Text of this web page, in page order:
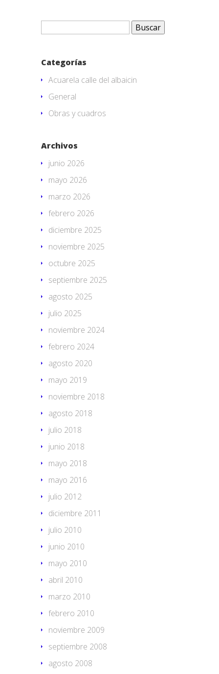
Buscar:
Categorías
Acuarela calle del albaicin
General
Obras y cuadros
Archivos
junio 2026
mayo 2026
marzo 2026
febrero 2026
diciembre 2025
noviembre 2025
octubre 2025
septiembre 2025
agosto 2025
julio 2025
noviembre 2024
febrero 2024
agosto 2020
mayo 2019
noviembre 2018
agosto 2018
julio 2018
junio 2018
mayo 2018
mayo 2016
julio 2012
diciembre 2011
julio 2010
junio 2010
mayo 2010
abril 2010
marzo 2010
febrero 2010
noviembre 2009
septiembre 2008
agosto 2008